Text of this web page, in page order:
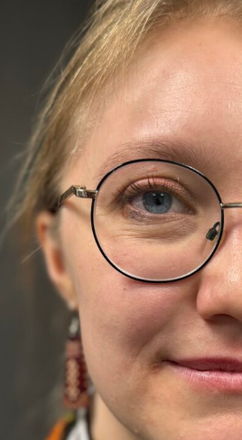
skicka skräppost till din inkorg.